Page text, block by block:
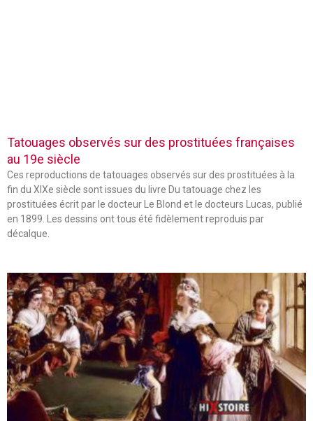
Tatouages observés sur des prostituées françaises
au 19e siècle
Ces reproductions de tatouages observés sur des prostituées à la
fin du XIXe siècle sont issues du livre Du tatouage chez les
prostituées écrit par le docteur Le Blond et le docteurs Lucas, publié
en 1899. Les dessins ont tous été fidèlement reproduis par
décalque.